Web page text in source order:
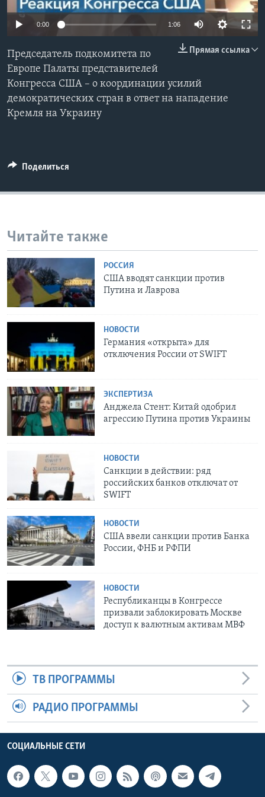
Learning English
СОЦИАЛЬНЫЕ СЕТИ
Языки
0:00 1:06
Прямая ссылка
Председатель подкомитета по
Европе Палаты представителей
Конгресса США – о координации усилий
демократических стран в ответ на нападение
Кремля на Украину
Поделиться
Читайте также
РОССИЯ
США вводят санкции против
Путина и Лаврова
НОВОСТИ
Германия «открыта» для
отключения России от SWIFT
ЭКСПЕРТИЗА
Анджела Стент: Китай одобрил
агрессию Путина против Украины
НОВОСТИ
Санкции в действии: ряд
российских банков отключат от
SWIFT
НОВОСТИ
США ввели санкции против Банка
России, ФНБ и РФПИ
НОВОСТИ
Республиканцы в Конгрессе
призвали заблокировать Москве
доступ к валютным активам МВФ
ТВ ПРОГРАММЫ
РАДИО ПРОГРАММЫ
СОЦИАЛЬНЫЕ СЕТИ